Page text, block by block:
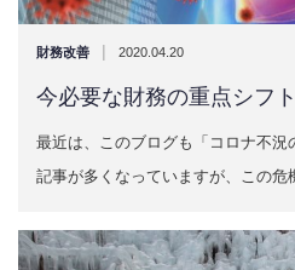
財務改善 | 2020.04.20
今必要な財務の重点シフト
最近は、このブログも「コロナ不況
記事が多くなっていますが、この危